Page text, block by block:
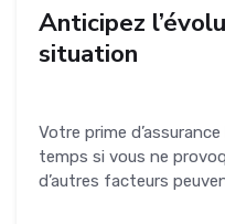
Anticipez
situation
Votre prime
temps si vous ne
d’autres facteurs